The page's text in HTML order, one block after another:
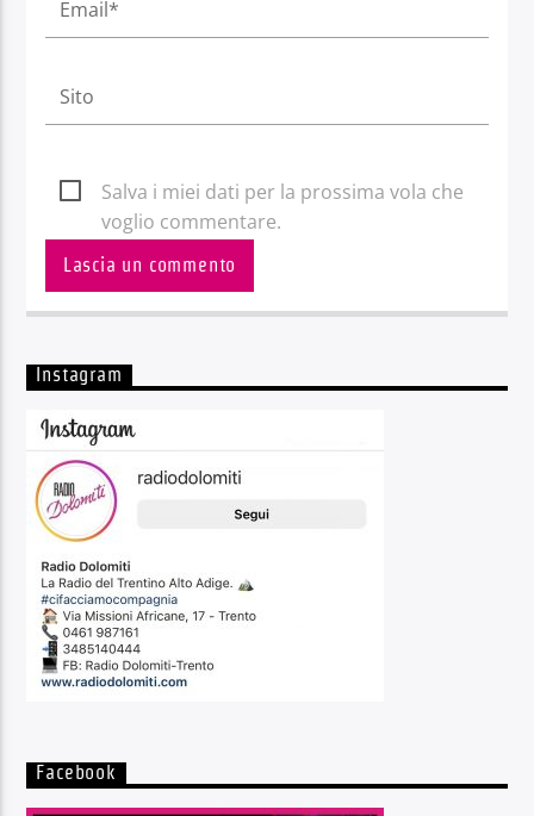
Salva i miei dati per la prossima vola che
voglio commentare.
Instagram
Facebook